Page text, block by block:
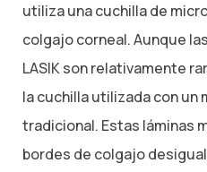
utiliza una cuchilla de
colgajo corneal. Aunque
LASIK son relativamente
la cuchilla utilizada con
tradicional. Estas láminas
bordes de colgajo